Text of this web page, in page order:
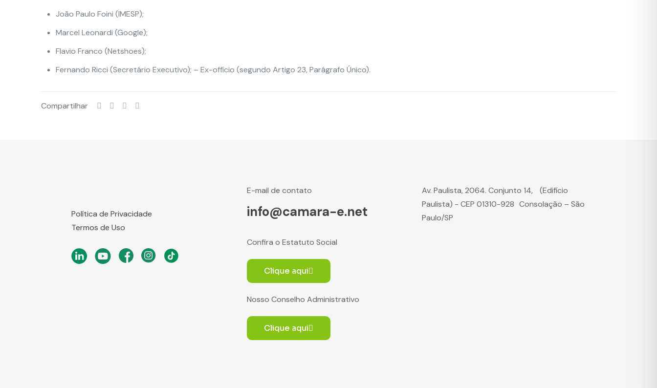
João Paulo Foini (IMESP);
Marcel Leonardi (Google);
Flavio Franco (Netshoes);
Fernando Ricci (Secretário Executivo); – Ex-offício (segundo Artigo 23, Parágrafo Único).
Compartilhar
Política de Privacidade
Termos de Uso
E-mail de contato
info@camara-e.net
Confira o Estatuto Social
Clique aqui
Nosso Conselho Administrativo
Clique aqui
Av. Paulista, 2064. Conjunto 14, (Edifício
Paulista) - CEP 01310-928 Consolação – São
Paulo/SP